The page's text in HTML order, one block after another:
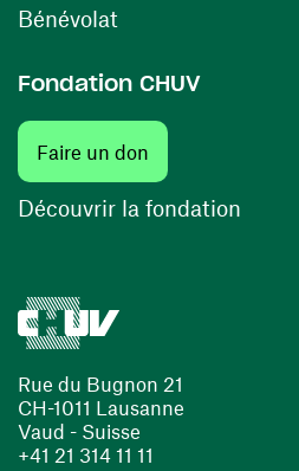
Rue du Bugnon 21
CH-1011 Lausanne
Vaud - Suisse
+41 21 314 11 11
Bénévolat
Fondation CHUV
Faire un don
Découvrir la fondation